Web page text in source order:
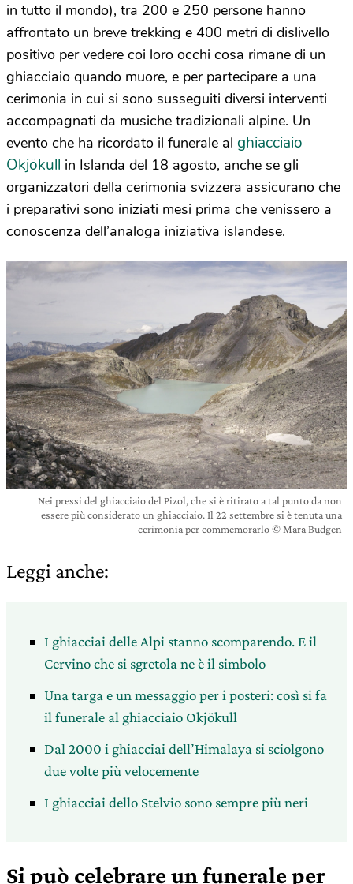
in tutto il mondo), tra 200 e 250 persone hanno
affrontato un breve trekking e 400 metri di dislivello
positivo per vedere coi loro occhi cosa rimane di un
ghiacciaio quando muore, e per partecipare a una
cerimonia in cui si sono susseguiti diversi interventi
accompagnati da musiche tradizionali alpine. Un
evento che ha ricordato il funerale al ghiacciaio
Okjökull in Islanda del 18 agosto, anche se gli
organizzatori della cerimonia svizzera assicurano che
i preparativi sono iniziati mesi prima che venissero a
conoscenza dell’analoga iniziativa islandese.
Nei pressi del ghiacciaio del Pizol, che si è ritirato a tal punto da non
essere più considerato un ghiacciaio. Il 22 settembre si è tenuta una
cerimonia per commemorarlo © Mara Budgen
Leggi anche:
I ghiacciai delle Alpi stanno scomparendo. E il
Cervino che si sgretola ne è il simbolo
Una targa e un messaggio per i posteri: così si fa
il funerale al ghiacciaio Okjökull
Dal 2000 i ghiacciai dell’Himalaya si sciolgono
due volte più velocemente
I ghiacciai dello Stelvio sono sempre più neri
Si può celebrare un funerale per